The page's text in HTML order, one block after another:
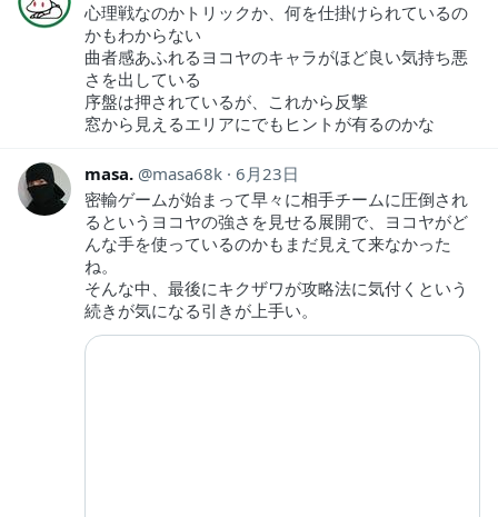
心理戦なのかトリックか、何を仕掛けられているの
かもわからない
曲者感あふれるヨコヤのキャラがほど良い気持ち悪
さを出している
序盤は押されているが、これから反撃
窓から見えるエリアにでもヒントが有るのかな
masa. masa68k 6月23日
密輸ゲームが始まって早々に相手チームに圧倒され
るというヨコヤの強さを見せる展開で、ヨコヤがど
んな手を使っているのかもまだ見えて来なかった
ね。
そんな中、最後にキクザワが攻略法に気付くという
続きが気になる引きが上手い。